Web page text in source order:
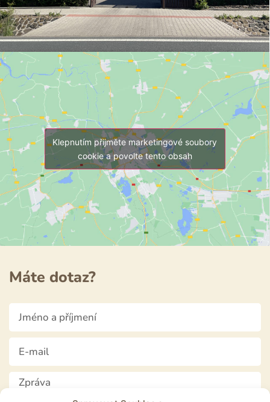
Klepnutím přijměte marketingové soubory
cookie a povolte tento obsah
Máte dotaz?